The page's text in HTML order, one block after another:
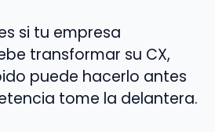
si tu empresa
transformar su CX,
puede hacerlo antes
tome la delantera.